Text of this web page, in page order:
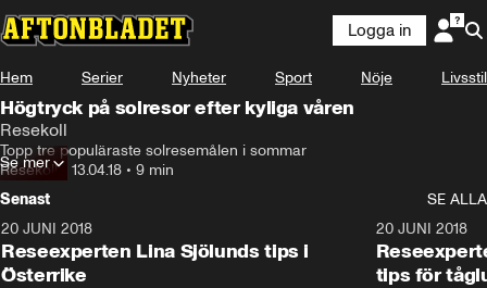
Logga in
Hem Serier Nyheter Sport Nöje Livsstil
Högtryck på solresor efter kyliga våren
Resekoll
Topp tre populäraste solresemålen i sommar
Resekoll• 13.04.18 • 9 min
Se mer
Senast
SE ALLA
20 JUNI 2018
Reseexperten Lina Sjölunds tips i
Österrike
20 JUNI 2018
tips för